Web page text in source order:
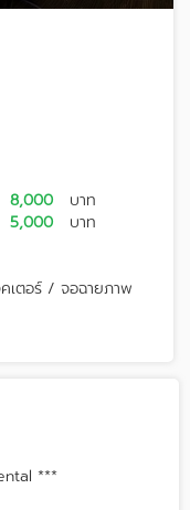
8,000
บาท
5,000
บาท
คเตอร์ / จอฉายภาพ
***